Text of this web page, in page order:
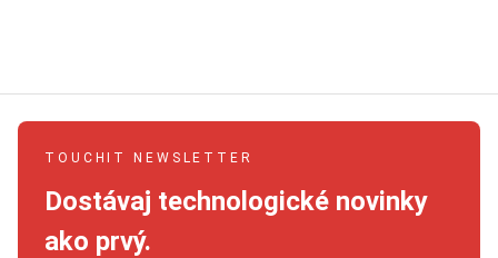
TOUCHIT NEWSLETTER
Dostávaj technologické novinky
ako prvý.